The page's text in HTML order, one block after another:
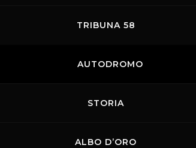
TRIBUNA 58
AUTODROMO
STORIA
ALBO D’ORO